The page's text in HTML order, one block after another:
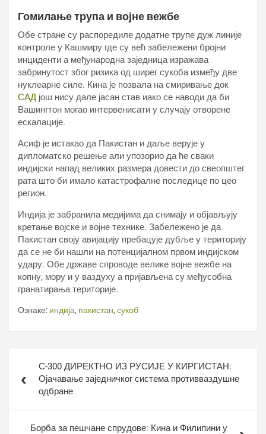
Гомилање трупа и војне вежбе
Обе стране су распоредиле додатне трупе дуж линије
контроле у Кашмиру где су већ забележени бројни
инциденти а међународна заједница изражава
забринутост због ризика од ширег сукоба између две
нуклеарне силе. Кина је позвала на смиривање док
САД још нису дале јасан став иако се наводи да би
Вашингтон могао интервенисати у случају отворене
ескалације.
Асиф је истакао да Пакистан и даље верује у
дипломатско решење али упозорио да ће сваки
индијски напад великих размера довести до свеопштег
рата што би имало катастрофалне последице по цео
регион.
Индија је забранила медијима да снимају и објављују
кретање војске и војне технике. Забележено је да
Пакистан своју авијацију пребацује дубље у територију
да се не би нашли на потенцијалном првом индијском
удару. Обе државе спроводе велике војне вежбе на
копну, мору и у ваздуху а пријављена су међусобна
гранатирања територије.
Ознаке: индија, пакистан, сукоб
чланкаС-300 ДИРЕКТНО ИЗ РУСИЈЕ У КИРГИСТАН:
Ојачавање заједничког система противваздушне
одбране
Борба за пешчане спрудове: Кина и Филипини у